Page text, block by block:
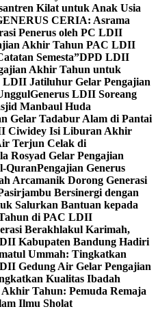
Kilat untuk Anak Usia
CERIA: Asrama
Penerus oleh PC LDII
Akhir Tahun PAC LDII
Semesta”DPD LDII
Akhir Tahun untuk
Jatiluhur Gelar Pengajian
Generus LDII Soreang
Manbaul Huda
Gelar Tadabur Alam di Pantai
Ciwidey Isi Liburan Akhir
Terjun Celak di
Rosyad Gelar Pengajian
QuranPengajian Generus
Arcamanik Dorong Generasi
Bersinergi dengan
Salurkan Bantuan kepada
di PAC LDII
Berakhlakul Karimah,
Kabupaten Bandung Hadiri
Ummah: Tingkatkan
Gedung Air Gelar Pengajian
Kualitas Ibadah
Tahun: Pemuda Remaja
Ilmu Sholat